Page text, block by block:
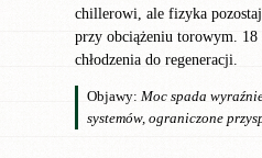
chillerowi, ale fizyka
przy obciążeniu torowym. 18
chłodzenia do regeneracji.
Objawy: Moc spada
systemów, ograniczone